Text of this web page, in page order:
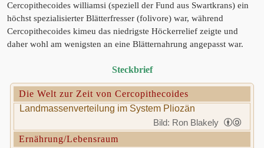
Cercopithecoides williamsi (speziell der Fund aus Swartkrans) ein
höchst spezialisierter Blätterfresser (folivore) war, während
Cercopithecoides kimeu das niedrigste Höckerrelief zeigte und
daher wohl am wenigsten an eine Blätternahrung angepasst war.
Steckbrief
Die Welt zur Zeit von Cercopithecoides
Landmassenverteilung im System Pliozän
Bild: Ron Blakely
Ernährung/Lebensraum